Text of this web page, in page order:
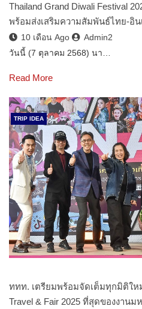
Thailand Grand Diwali Festival
พร้อมส่งเสริมความสัมพันธ์ไทย-อิน
10 เดือน Ago
Admin2
วันนี้ (7 ตุลาคม 2568) นา…
Read More
TRIP IDEA
ททท. เตรียมพร้อมจัดเต็มทุกมิติให
Travel & Fair 2025 ที่สุดของงาน